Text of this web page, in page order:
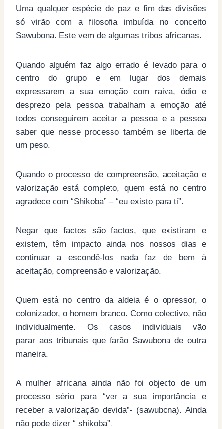
Uma qualquer espécie de paz e fim das divisões
só virão com a filosofia imbuída no conceito
Sawubona. Este vem de algumas tribos africanas.
Quando alguém faz algo errado é levado para o
centro do grupo e em lugar dos demais
expressarem a sua emoção com raiva, ódio e
desprezo pela pessoa trabalham a emoção até
todos conseguirem aceitar a pessoa e a pessoa
saber que nesse processo também se liberta de
um peso.
Quando o processo de compreensão, aceitação e
valorização está completo, quem está no centro
agradece com “Shikoba” – “eu existo para ti”.
Negar que factos são factos, que existiram e
existem, têm impacto ainda nos nossos dias e
continuar a escondê-los nada faz de bem à
aceitação, compreensão e valorização.
Quem está no centro da aldeia é o opressor, o
colonizador, o homem branco. Como colectivo, não
individualmente. Os casos individuais vão
parar aos tribunais que farão Sawubona de outra
maneira.
A mulher africana ainda não foi objecto de um
processo sério para “ver a sua importância e
receber a valorização devida”- (sawubona). Ainda
não pode dizer “ shikoba”.